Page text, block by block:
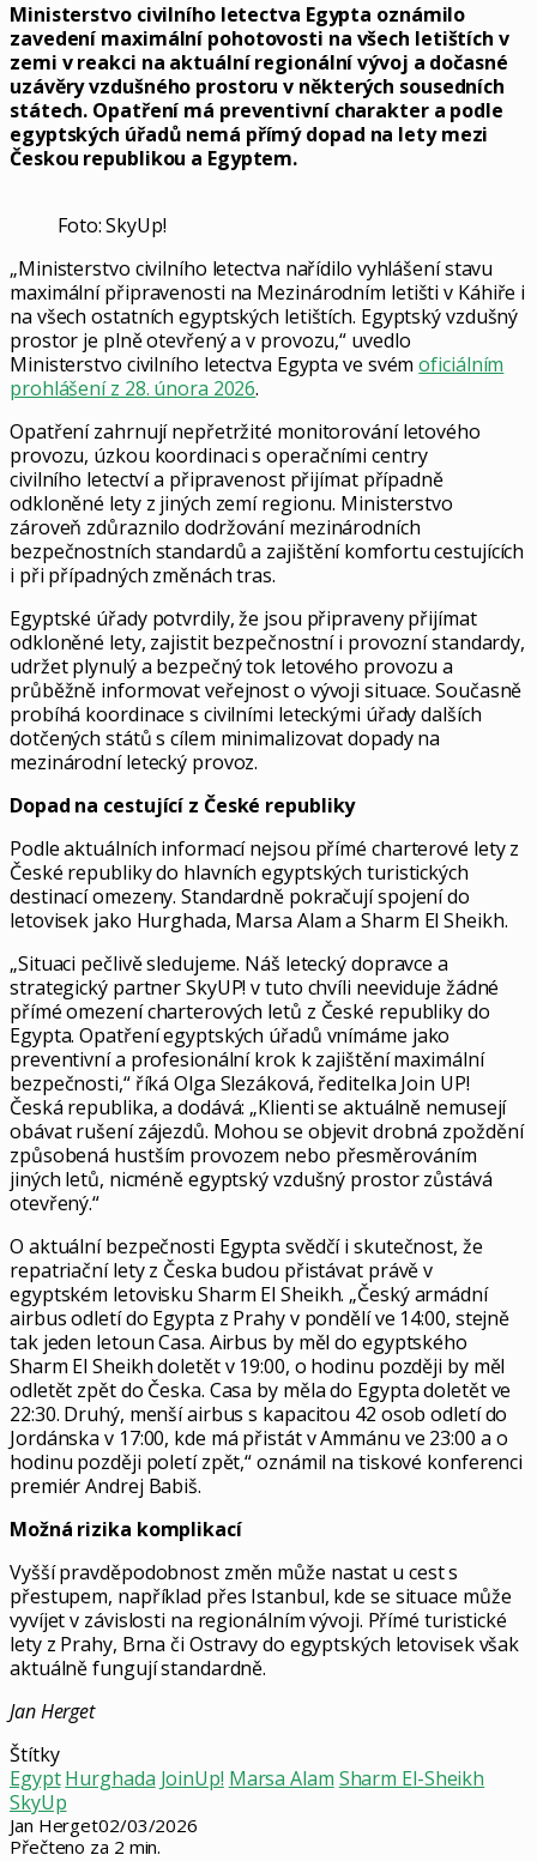
Ministerstvo civilního letectva Egypta oznámilo
zavedení maximální pohotovosti na všech letištích v
zemi v reakci na aktuální regionální vývoj a dočasné
uzávěry vzdušného prostoru v některých sousedních
státech. Opatření má preventivní charakter a podle
egyptských úřadů nemá přímý dopad na lety mezi
Českou republikou a Egyptem.
Foto: SkyUp!
„Ministerstvo civilního letectva nařídilo vyhlášení stavu
maximální připravenosti na Mezinárodním letišti v Káhiře i
na všech ostatních egyptských letištích. Egyptský vzdušný
prostor je plně otevřený a v provozu,“ uvedlo
Ministerstvo civilního letectva Egypta ve svémoficiálním
prohlášení z 28. února 2026.
Opatření zahrnují nepřetržité monitorování letového
provozu, úzkou koordinaci s operačními centry
civilního letectví a připravenost přijímat případně
odkloněné lety z jiných zemí regionu. Ministerstvo
zároveň zdůraznilo dodržování mezinárodních
bezpečnostních standardů a zajištění komfortu cestujících
i při případných změnách tras.
Egyptské úřady potvrdily, že jsou připraveny přijímat
odkloněné lety, zajistit bezpečnostní i provozní standardy,
udržet plynulý a bezpečný tok letového provozu a
průběžně informovat veřejnost o vývoji situace. Současně
probíhá koordinace s civilními leteckými úřady dalších
dotčených států s cílem minimalizovat dopady na
mezinárodní letecký provoz.
Dopad na cestující z České republiky
Podle aktuálních informací nejsou přímé charterové lety z
České republiky do hlavních egyptských turistických
destinací omezeny. Standardně pokračují spojení do
letovisek jako Hurghada, Marsa Alam a Sharm El Sheikh.
„Situaci pečlivě sledujeme. Náš letecký dopravce a
strategický partner SkyUP! v tuto chvíli neeviduje žádné
přímé omezení charterových letů z České republiky do
Egypta. Opatření egyptských úřadů vnímáme jako
preventivní a profesionální krok k zajištění maximální
bezpečnosti,“ říká Olga Slezáková, ředitelka Join UP!
Česká republika, a dodává: „Klienti se aktuálně nemusejí
obávat rušení zájezdů. Mohou se objevit drobná zpoždění
způsobená hustším provozem nebo přesměrováním
jiných letů, nicméně egyptský vzdušný prostor zůstává
otevřený.“
O aktuální bezpečnosti Egypta svědčí i skutečnost, že
repatriační lety z Česka budou přistávat právě v
egyptském letovisku Sharm El Sheikh. „Český armádní
airbus odletí do Egypta z Prahy v pondělí ve 14:00, stejně
tak jeden letoun Casa. Airbus by měl do egyptského
Sharm El Sheikh doletět v 19:00, o hodinu později by měl
odletět zpět do Česka. Casa by měla do Egypta doletět ve
22:30. Druhý, menší airbus s kapacitou 42 osob odletí do
Jordánska v 17:00, kde má přistát v Ammánu ve 23:00 a o
hodinu později poletí zpět,“ oznámil na tiskové konferenci
premiér Andrej Babiš.
Možná rizika komplikací
Vyšší pravděpodobnost změn může nastat u cest s
přestupem, například přes Istanbul, kde se situace může
vyvíjet v závislosti na regionálním vývoji. Přímé turistické
lety z Prahy, Brna či Ostravy do egyptských letovisek však
aktuálně fungují standardně.
Jan Herget
Štítky
Egypt Hurghada JoinUp! Marsa Alam Sharm El-Sheikh
SkyUp
Jan Herget02/03/2026
Přečteno za 2 min.